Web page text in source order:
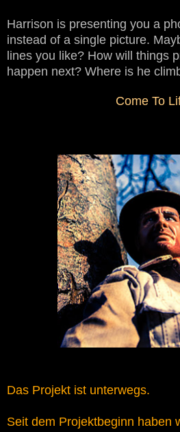
Harrison is presenting you a
instead of a single picture.
lines you like? How will things
happen next? Where is he
Come To
Das Projekt ist unterwegs.
Seit dem Projektbeginn haben